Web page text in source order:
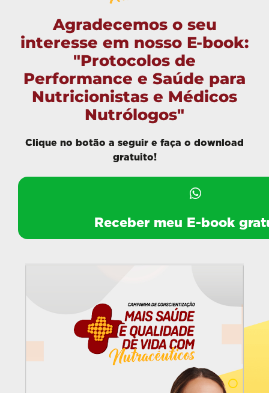
Agradecemos o seu
interesse em nosso E-book:
"Protocolos de
Performance e Saúde para
Nutricionistas e Médicos
Nutrólogos"
Clique no botão a seguir e faça o download
gratuito!
Receber meu E-book